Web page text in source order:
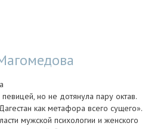
но не дотянула пару октав.
как метафора всего сущего».
мужской психологии и женского